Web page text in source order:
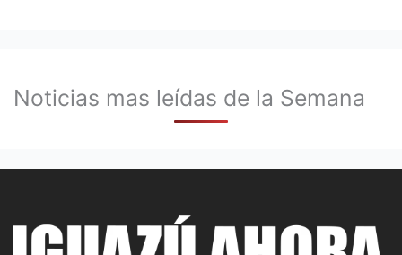
Noticias mas leídas de la Semana